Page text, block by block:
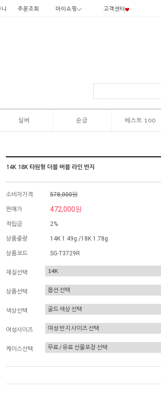
주문조회 마이쇼핑 고객센터
실버 순금 베스트 100
14K 18K 타원형 더블 버블 라인 반지
소비자가격 578,000원
판매가 472,000원
적립금 2%
상품중량 14K 1.49g /18K 1.78g
상품코드 SG-T3729R
재질선택
상품선택
색상선택
여성사이즈
케이스선택